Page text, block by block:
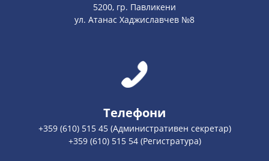
5200, гр. Павликени
ул. Атанас Хаджиславчев №8
Телефони
+359 (610) 515 45 (Административен секретар)
+359 (610) 515 54 (Регистратура)